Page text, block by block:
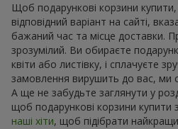
Щоб подарункові корзини
відповідний варіант на сайті,
бажаний час та місце доставки.
зрозумілий. Ви обираєте
квіти або листівку, і сплачуєте
замовлення вирушить до вас, ми
А ще не забудьте заглянути у
щоб подарункові корзини
наші хіти, щоб підібрати